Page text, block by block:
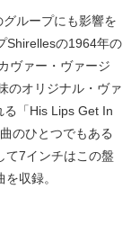
ループにも影響を
Shirellesの1964年の
ヴァー・ヴァージ
のオリジナル・ヴァ
る「His Lips Get In
のひとつでもある
て7インチはこの盤
収録。